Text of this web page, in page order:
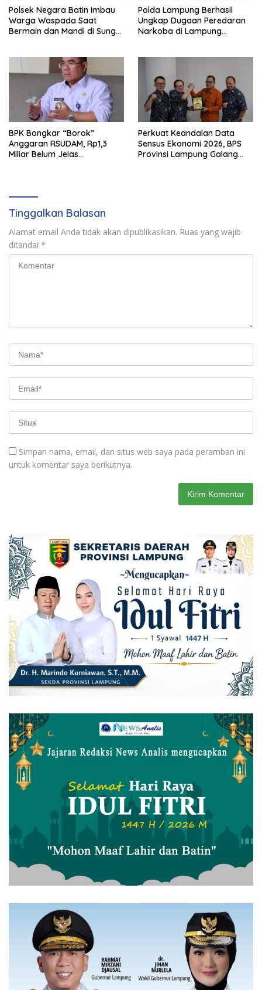
Polsek Negara Batin Imbau
Warga Waspada Saat
Bermain dan Mandi di Sungai
Polda Lampung Berhasil
Ungkap Dugaan Peredaran
Narkoba di Lampung
BPK Bongkar “Borok”
Anggaran RSUDAM, Rp1,3
Miliar Belum Jelas
Perkuat Keandalan Data
Sensus Ekonomi 2026, BPS
Provinsi Lampung Galang
Tinggalkan Balasan
Alamat email Anda tidak akan dipublikasikan. Ruas yang wajib
ditandai *
Simpan nama, email, dan situs web saya pada peramban ini
untuk komentar saya berikutnya.